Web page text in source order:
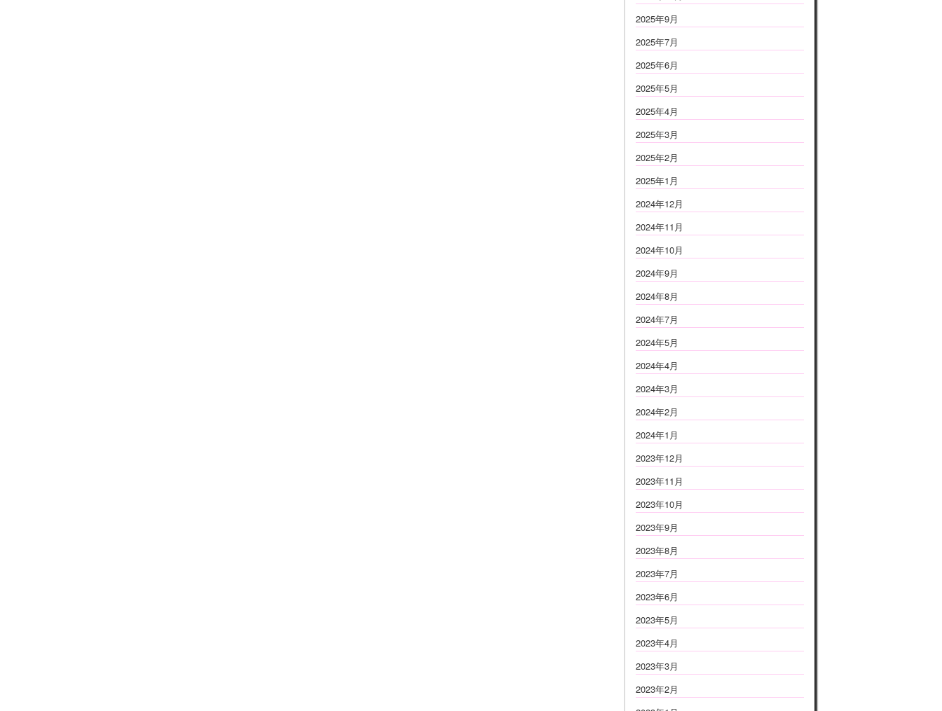
2025年9月
2025年7月
2025年6月
2025年5月
2025年4月
2025年3月
2025年2月
2025年1月
2024年12月
2024年11月
2024年10月
2024年9月
2024年8月
2024年7月
2024年5月
2024年4月
2024年3月
2024年2月
2024年1月
2023年12月
2023年11月
2023年10月
2023年9月
2023年8月
2023年7月
2023年6月
2023年5月
2023年4月
2023年3月
2023年2月